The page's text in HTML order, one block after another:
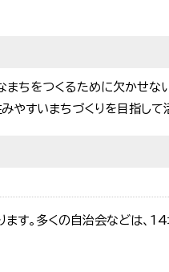
ちをつくるために欠かせな
やすいまちづくりを目指して
ます。多くの自治会などは